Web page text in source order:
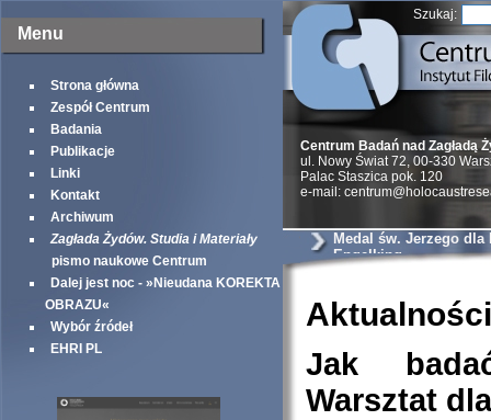
Menu
Strona główna
Zespół Centrum
Badania
Publikacje
Linki
Kontakt
Archiwum
Zagłada Żydów. Studia i Materiały
pismo naukowe Centrum
Dalej jest noc - »Nieudana KOREKTA
OBRAZU«
Wybór źródeł
EHRI PL
Szukaj:
Centrum Badań nad Zagładą
ul. Nowy Świat 72, 00-330
Palac Staszica pok. 120
e-mail:
Medal św. Jerzego dla
Engelking
Aktualności
Jak
Warsztat